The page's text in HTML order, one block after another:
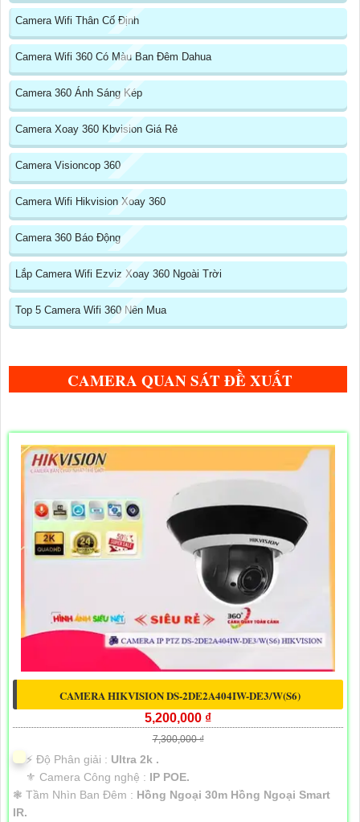
Camera Wifi Thân Cố Định
Camera Wifi 360 Có Màu Ban Đêm Dahua
Camera 360 Ánh Sáng Kép
Camera Xoay 360 Kbvision Giá Rẻ
Camera Visioncop 360
Camera Wifi Hikvision Xoay 360
Camera 360 Báo Động
Lắp Camera Wifi Ezviz Xoay 360 Ngoài Trời
Top 5 Camera Wifi 360 Nên Mua
CAMERA QUAN SÁT ĐỀ XUẤT
CAMERA HIKVISION DS-2DE2A404IW-DE3/W(S6)
5,200,000 ₫
7,300,000 ₫
️⚡ Độ Phân giải : Ultra 2k .
⚜️ Camera Công nghệ : IP POE.
❃ Tầm Nhìn Ban Đêm : Hồng Ngoại 30m Hồng Ngoại Smart
IR.